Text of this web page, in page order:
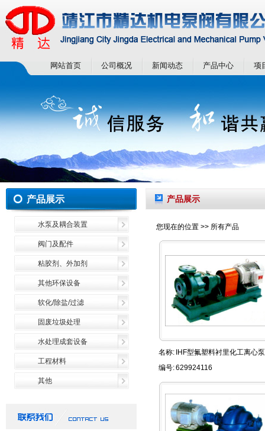
网站首页 公司概况 新闻动态 产品中心 项
产品展示
水泵及耦合装置
阀门及配件
粘胶剂、外加剂
其他环保设备
软化/除盐/过滤
固废垃圾处理
水处理成套设备
工程材料
其他
产品展示
您现在的位置 >> 所有产品
名称: IHF型氟塑料衬里化工离心泵
编号:629924116